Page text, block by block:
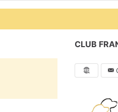
CLUB